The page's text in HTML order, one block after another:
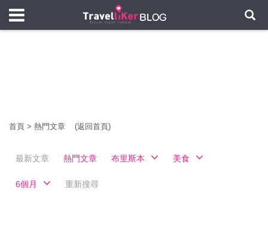
首頁 > 熱門文章 (返回首頁)
最新文章 熱門文章 布里斯本 美食
6個月 重新搜尋